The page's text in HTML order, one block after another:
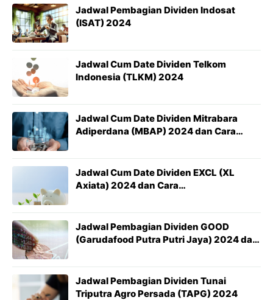
Jadwal Pembagian Dividen Indosat
(ISAT) 2024
Jadwal Cum Date Dividen Telkom
Indonesia (TLKM) 2024
Jadwal Cum Date Dividen Mitrabara
Adiperdana (MBAP) 2024 dan Cara
Jadwal Cum Date Dividen EXCL (XL
Axiata) 2024 dan Cara
Jadwal Pembagian Dividen GOOD
(Garudafood Putra Putri Jaya) 2024 dan
Jadwal Pembagian Dividen Tunai
Triputra Agro Persada (TAPG) 2024